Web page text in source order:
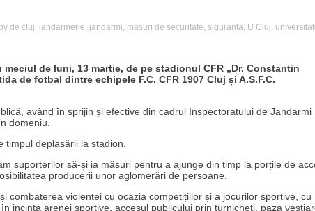
de cluj jandarmerie jandarmi masuri de securitate siguranta U Cluj
de luni, 13 martie, de pe stadionul CFR „Dr. Constantin
de fotbal dintre echipele F.C. CFR 1907 Cluj și A.S.F.C.
având în sprijin și efective din cadrul Inspectoratului de Jandarmi
domeniu.
deplasării la stadion.
suporterilor să-și ia măsuri pentru a ajunge din timp la porțile de
producerii unor aglomerări de persoane.
violenței cu ocazia competițiilor și a jocurilor sportive, cu
incinta arenei sportive, accesul publicului prin turnicheți, paza